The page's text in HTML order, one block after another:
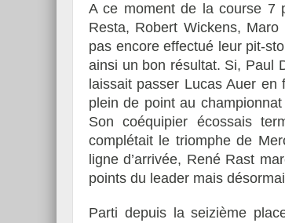
A ce moment de la course 7
Resta, Robert Wickens,
pas encore effectué leur pit-
ainsi un bon résultat. Si, Paul
laissait passer Lucas Auer
plein de point au
Son coéquipier écossais
complétait le triomphe de
ligne d’arrivée, René Rast
points du leader mais
Parti depuis la seizième